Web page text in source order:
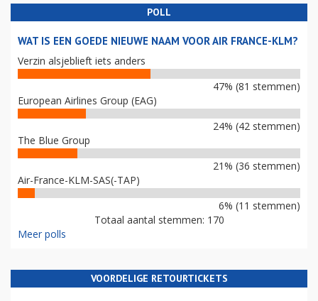
POLL
WAT IS EEN GOEDE NIEUWE NAAM VOOR AIR FRANCE-KLM?
Verzin alsjeblieft iets anders
47% (81 stemmen)
European Airlines Group (EAG)
24% (42 stemmen)
The Blue Group
21% (36 stemmen)
Air-France-KLM-SAS(-TAP)
6% (11 stemmen)
Totaal aantal stemmen: 170
Meer polls
VOORDELIGE RETOURTICKETS